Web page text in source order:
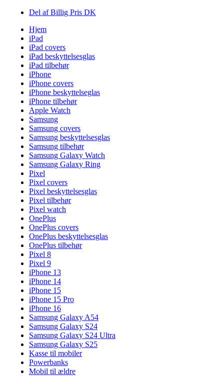
Del af Billig Pris DK
Hjem
iPad
iPad covers
iPad beskyttelsesglas
iPad tilbehør
iPhone
iPhone covers
iPhone beskyttelseglas
iPhone tilbehør
Apple Watch
Samsung
Samsung covers
Samsung beskyttelsesglas
Samsung tilbehør
Samsung Galaxy Watch
Samsung Galaxy Ring
Pixel
Pixel covers
Pixel beskyttelsesglas
Pixel tilbehør
Pixel watch
OnePlus
OnePlus covers
OnePlus beskyttelsesglas
OnePlus tilbehør
Pixel 8
Pixel 9
iPhone 13
iPhone 14
iPhone 15
iPhone 15 Pro
iPhone 16
Samsung Galaxy A54
Samsung Galaxy S24
Samsung Galaxy S24 Ultra
Samsung Galaxy S25
Kasse til mobiler
Powerbanks
Mobil til ældre